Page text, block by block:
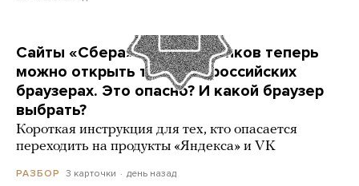
Сайты «Сбера» и других банков теперь
можно открыть только в российских
браузерах. Это опасно? И какой браузер
выбрать?
Короткая инструкция для тех, кто опасается
переходить на продукты «Яндекса» и VK
РАЗБОР 3 карточки день назад